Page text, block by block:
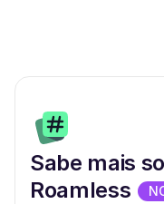
Sabe mais
Roamless